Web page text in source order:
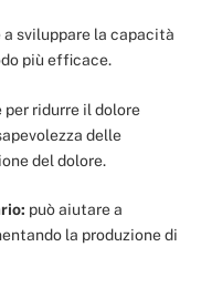
a sviluppare la capacità
più efficace.
per ridurre il dolore
delle
del dolore.
può aiutare a
la produzione di